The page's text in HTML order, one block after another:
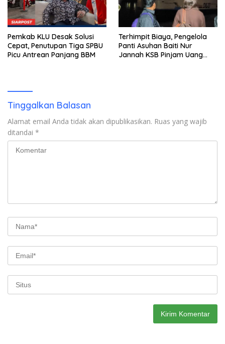
Pemkab KLU Desak Solusi
Cepat, Penutupan Tiga SPBU
Picu Antrean Panjang BBM
Terhimpit Biaya, Pengelola
Panti Asuhan Baiti Nur
Jannah KSB Pinjam Uang
Tinggalkan Balasan
Alamat email Anda tidak akan dipublikasikan. Ruas yang wajib
ditandai *